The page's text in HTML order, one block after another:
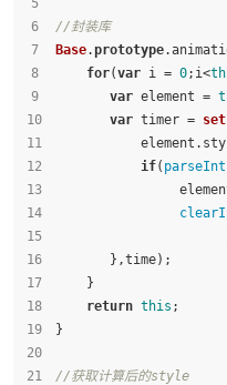
//封装库
Base.prototype.
for(var i = 0;i<
var element =
var timer =
           element.
if( parseInt
       },time);
    }
return this ;
}
//获取计算后的style